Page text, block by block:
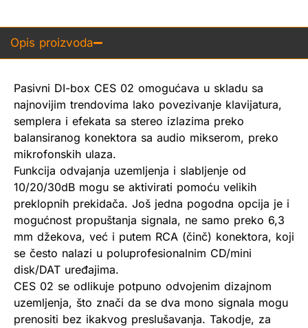
Opis proizvoda
Pasivni DI-box CES 02 omogućava u skladu sa
najnovijim trendovima lako povezivanje klavijatura,
semplera i efekata sa stereo izlazima preko
balansiranog konektora sa audio mikserom, preko
mikrofonskih ulaza.
Funkcija odvajanja uzemljenja i slabljenje od
10/20/30dB mogu se aktivirati pomoću velikih
preklopnih prekidača. Još jedna pogodna opcija je i
mogućnost propuštanja signala, ne samo preko 6,3
mm džekova, već i putem RCA (činč) konektora, koji
se često nalazi u poluprofesionalnim CD/mini
disk/DAT uređajima.
CES 02 se odlikuje potpuno odvojenim dizajnom
uzemljenja, što znači da se dva mono signala mogu
prenositi bez ikakvog preslušavanja. Takodje, za